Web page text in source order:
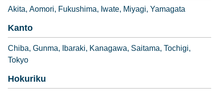
Akita Aomori Fukushima Iwate Miyagi Yamagata
Kanto
Chiba Gunma Ibaraki Kanagawa Saitama Tochigi
Tokyo
Hokuriku